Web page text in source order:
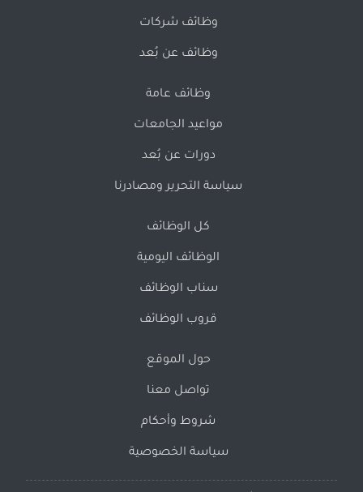
وظائف شركات
وظائف عن بُعد
وظائف عامة
مواعيد الجامعات
دورات عن بُعد
سياسة التحرير ومصادرنا
كل الوظائف
الوظائف اليومية
سناب الوظائف
قروب الوظائف
حول الموقع
تواصل معنا
شروط وأحكام
سياسة الخصوصية